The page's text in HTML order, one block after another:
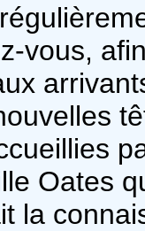
vous,
Oates
la